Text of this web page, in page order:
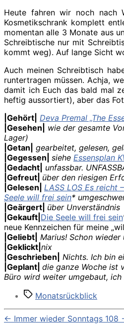
Heute fahren wir noch nach
Kosmetikschrank komplett
momentan alle 3 Monate aus
Schreibtische nur mit
kommt weg). Auf lange Sicht
Auch meinen Schreibtisch
runtertragen müssen. Achja,
damit ich Euch das bald mal
heftig aussortiert), aber das
|Gehört| Deva Premal „The
|Gesehen|
wie der gesamte
Lager)
|Getan| gearbeitet, gelesen,
|Gegessen| siehe Essensplan
|Gedacht| unfassbar.
|Gefreut| über den riesigen
|Gelesen| LASS LOS Es reicht
Seele will frei sein*
|Geärgert| über Unverständnis
|Gekauft| Die Seele will frei sein
neue Kennzeichen für meine
|Geliebt| Marius! Schon
|Geklickt| nix
|Geschrieben|
Nichts. Ich bin
|Geplant| die ganze Woche ist
Büro wird weiter umgebaut,
Schlagwörter
Monatsrückblick
← Immer wieder Sonntags 108